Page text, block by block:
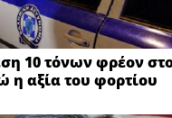
10 τόνων φρέον
η αξία του φορτίου